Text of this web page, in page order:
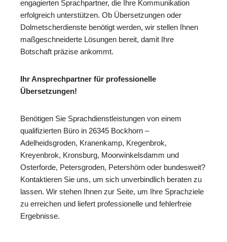
engagierten Sprachpartner, die Ihre Kommunikation
erfolgreich unterstützen. Ob Übersetzungen oder
Dolmetscherdienste benötigt werden, wir stellen Ihnen
maßgeschneiderte Lösungen bereit, damit Ihre
Botschaft präzise ankommt.
Ihr Ansprechpartner für professionelle
Übersetzungen!
Benötigen Sie Sprachdienstleistungen von einem
qualifizierten Büro in 26345 Bockhorn –
Adelheidsgroden, Kranenkamp, Kregenbrok,
Kreyenbrok, Kronsburg, Moorwinkelsdamm und
Osterforde, Petersgroden, Petershörn oder bundesweit?
Kontaktieren Sie uns, um sich unverbindlich beraten zu
lassen. Wir stehen Ihnen zur Seite, um Ihre Sprachziele
zu erreichen und liefert professionelle und fehlerfreie
Ergebnisse.